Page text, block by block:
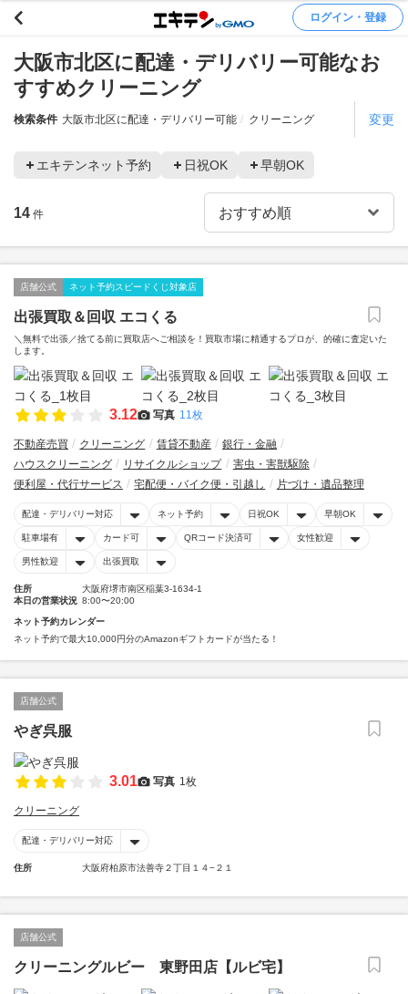
ログイン・登録
大阪市北区に配達・デリバリー可能なお
すすめクリーニング
検索条件 大阪市北区に配達・デリバリー可能 クリーニング 変更
エキテンネット予約 日祝OK 早朝OK
14 件
店舗公式 ネット予約スピードくじ対象店
出張買取＆回収 エコくる
＼無料で出張／捨てる前に買取店へご相談を！買取市場に精通するプロが、的確に査定いた
します。
3.12 写真 11枚
不動産売買 クリーニング 賃貸不動産
銀行・金融
ハウスクリーニング
リサイクルショップ
害虫・害獣駆除
便利屋・代行サービス
宅配便・バイク便・引越し 片づけ・遺品整理
配達・デリバリー対応 ネット予約 日祝OK 早朝OK
駐車場有 カード可 QRコード決済可 女性歓迎
男性歓迎 出張買取
住所
大阪府堺市南区稲葉3-1634-1
本日の営業状況 8:00〜20:00
ネット予約カレンダー
ネット予約で最大10,000円分のAmazonギフトカードが当たる！
店舗公式
やぎ呉服
3.01 写真 1枚
クリーニング
配達・デリバリー対応
住所 大阪府柏原市法善寺２丁目１４−２１
店舗公式
クリーニングルビー 東野田店【ルビ宅】